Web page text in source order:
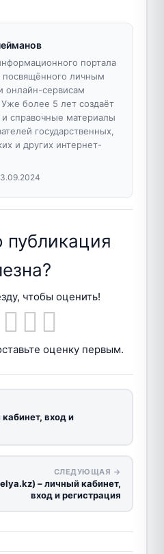
портала
посвящённого личным
онлайн-сервисам
Уже более 5 лет создаёт
и справочные материалы
государственных,
и других интернет-
публикация
чтобы оценить!
оценку первым.
вход и
СЛЕДУЮЩАЯ →
– личный кабинет,
вход и регистрация